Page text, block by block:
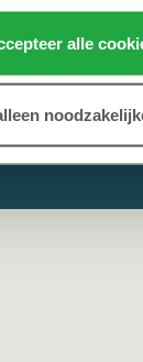
informatie over
alle